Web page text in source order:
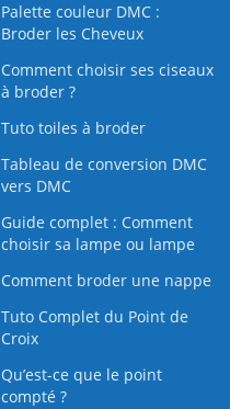
Palette couleur DMC :
Broder les Cheveux
Comment choisir ses ciseaux
à broder ?
Tuto toiles à broder
Tableau de conversion DMC
vers DMC
Guide complet : Comment
choisir sa lampe ou lampe
Comment broder une nappe
Tuto Complet du Point de
Croix
Qu’est-ce que le point
compté ?